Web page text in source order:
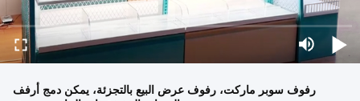
رفوف سوبر ماركت، رفوف عرض البيع بالتجزئة، يمكن دمج أرفف